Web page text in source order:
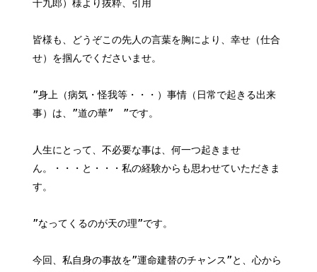
千九郎）様より抜粋、引用
皆様も、どうぞこの先人の言葉を胸により、幸せ（仕合
せ）を掴んでくださいませ。
”身上（病気・怪我等・・・）事情（日常で起きる出来
事）は、”道の華” ”です。
人生にとって、不必要な事は、何一つ起きませ
ん。・・・と・・・私の経験からも思わせていただきま
す。
”なってくるのが天の理”です。
今回、私自身の事故を”運命建替のチャンス”と、心から